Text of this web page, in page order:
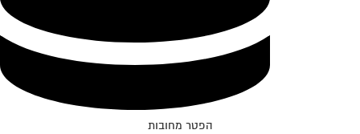
הפטר מחובות